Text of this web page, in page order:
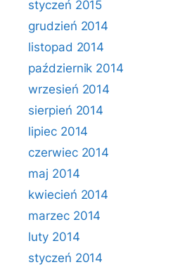
styczeń 2015
grudzień 2014
listopad 2014
październik 2014
wrzesień 2014
sierpień 2014
lipiec 2014
czerwiec 2014
maj 2014
kwiecień 2014
marzec 2014
luty 2014
styczeń 2014